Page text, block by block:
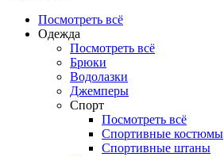
Посмотреть всё
Одежда
Посмотреть всё
Брюки
Водолазки
Джемперы
Спорт
Посмотреть всё
Спортивные костюмы
Спортивные штаны